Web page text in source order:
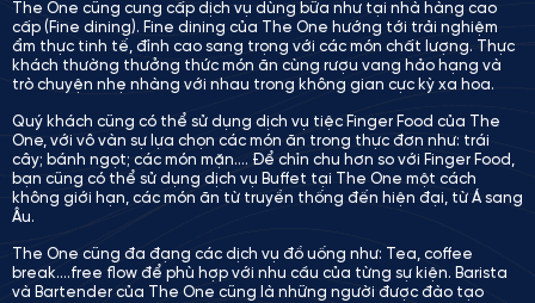
The One cũng cung cấp dịch vụ dùng bữa như tại nhà hàng cao
cấp (Fine dining). Fine dining của The One hướng tới trải nghiệm
ẩm thực tinh tế, đỉnh cao sang trọng với các món chất lượng. Thực
khách thường thưởng thức món ăn cùng rượu vang hảo hạng và
trò chuyện nhẹ nhàng với nhau trong không gian cực kỳ xa hoa.
Quý khách cũng có thể sử dụng dịch vụ tiệc Finger Food của The
One, với vô vàn sự lựa chọn các món ăn trong thực đơn như: trái
cây; bánh ngọt; các món mặn…. Để chỉn chu hơn so với Finger Food,
bạn cũng có thể sử dụng dịch vụ Buffet tại The One một cách
không giới hạn, các món ăn từ truyền thống đến hiện đại, từ Á sang
Âu.
The One cũng đa đạng các dịch vụ đồ uống như: Tea, coffee
break….free flow để phù hợp với nhu cầu của từng sự kiện. Barista
và Bartender của The One cũng là những người được đào tạo